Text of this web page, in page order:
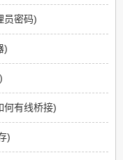
员密码)
)
何有线桥接)
)